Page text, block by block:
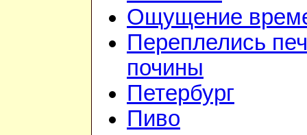
Ощущение
Переплелись
почины
Петербург
Пиво